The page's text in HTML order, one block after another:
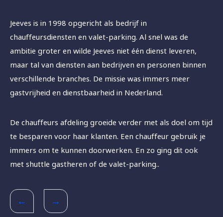
Jeeves is in 1998 opgericht als bedrijf in
chauffeursdiensten en valet-parking. Al snel was de
ambitie groter en wilde Jeeves niet één dienst leveren,
maar tal van diensten aan bedrijven en personen binnen
verschillende branches. De missie was immers meer
gastvrijheid en dienstbaarheid in Nederland.
De chauffeurs afdeling groeide verder met als doel om tijd
te besparen voor haar klanten. Een chauffeur gebruik je
immers om te kunnen doorwerken. En zo ging dit ook
met shuttle gastheren of de valet-parking..